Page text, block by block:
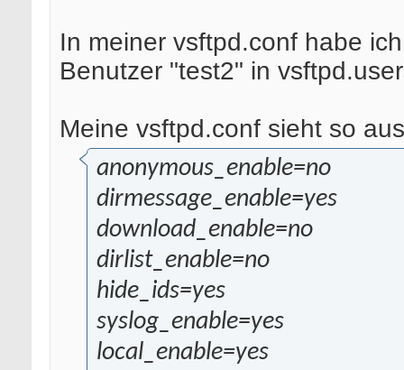
In meiner vsftpd.conf habe
Benutzer "test2" in
Meine vsftpd.conf sieht so
anonymous_enable=no
dirmessage_enable=yes
download_enable=no
dirlist_enable=no
hide_ids=yes
syslog_enable=yes
local_enable=yes